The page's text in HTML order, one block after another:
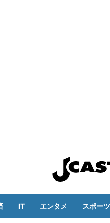
IT エンタメ スポーツ